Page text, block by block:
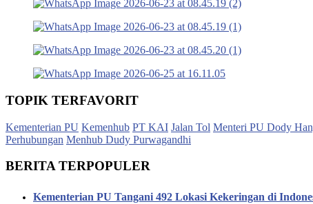
TOPIK TERFAVORIT
Kementerian PU Kemenhub PT KAI Jalan Tol Menteri PU Dody
Perhubungan Menhub Dudy Purwagandhi
BERITA TERPOPULER
Kementerian PU Tangani 492 Lokasi Kekeringan di